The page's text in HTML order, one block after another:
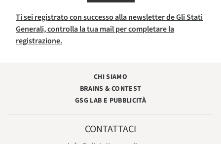
Ti sei registrato con successo alla newsletter de Gli Stati
Generali, controlla la tua mail per completare la
registrazione.
CHI SIAMO
BRAINS & CONTEST
GSG LAB E PUBBLICITÀ
CONTATTACI